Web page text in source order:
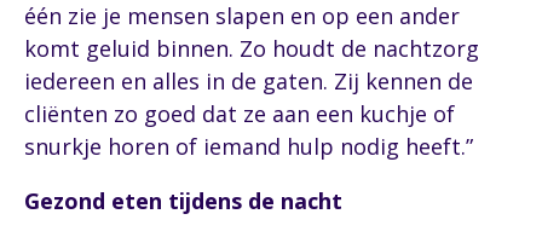
één zie je mensen slapen en op een ander
komt geluid binnen. Zo houdt de nachtzorg
iedereen en alles in de gaten. Zij kennen de
cliënten zo goed dat ze aan een kuchje of
snurkje horen of iemand hulp nodig heeft.”
Gezond eten tijdens de nacht